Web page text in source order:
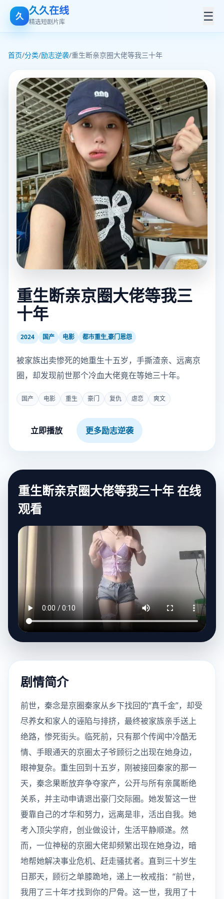
久 久久在线
精选短剧片库 ☰
首页/分类/励志逆袭/重生断亲京圈大佬等我三十年
重生断亲京圈大佬等我三
十年
2024 国产 电影 都市重生,豪门恩怨
被家族出卖惨死的她重生十五岁，手撕渣亲、远离京
圈，却发现前世那个冷血大佬竟在等她三十年。
国产 电影 重生 豪门 复仇 虐恋 爽文
立即播放 更多励志逆袭
重生断亲京圈大佬等我三十年 在线
观看
剧情简介
前世，秦念是京圈秦家从乡下找回的“真千金”，却受
尽养女和家人的诬陷与排挤，最终被家族亲手送上
绝路，惨死街头。临死前，只有那个传闻中冷酷无
情、手眼通天的京圈太子爷顾衍之出现在她身边，
眼神复杂。重生回到十五岁，刚被接回秦家的那一
天，秦念果断放弃争夺家产，公开与所有亲属断绝
关系，并主动申请退出豪门交际圈。她发誓这一世
要靠自己的才华和努力，远离是非，活出自我。她
考入顶尖学府，创业做设计，生活平静顺遂。然
而，一位神秘的京圈大佬却频繁出现在她身边，暗
地帮她解决事业危机、赶走骚扰者。直到三十岁生
日那天，顾衍之单膝跪地，递上一枚戒指：“前世，
我用了三十年才找到你的尸骨。这一世，我用了十